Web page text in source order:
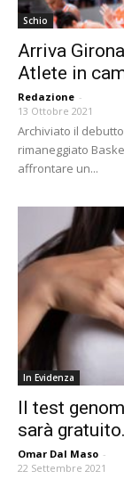
Schio
Arriva
Atlete in
Redazione -
13 Ottobre 2021
Archiviato il
rimaneggiato
affrontare un...
In Evidenza
Il test
sarà
Omar Dal Maso -
22 Settembre 2021